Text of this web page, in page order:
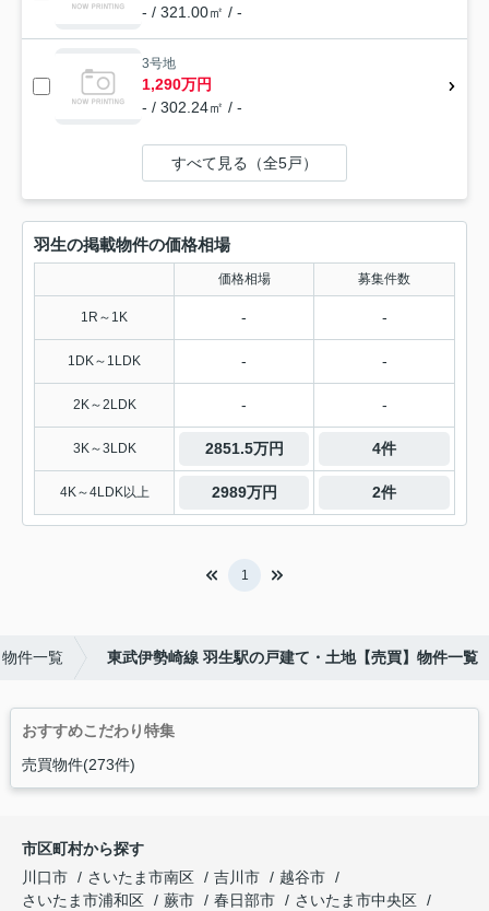
- / 321.00㎡ / -
3号地
1,290万円
- / 302.24㎡ / -
すべて見る（全5戸）
羽生の掲載物件の価格相場
価格相場 募集件数
1R～1K - -
1DK～1LDK - -
2K～2LDK - -
3K～3LDK 2851.5万円 4件
4K～4LDK以上 2989万円 2件
1
件一覧 東武伊勢崎線 羽生駅の戸建て・土地【売買】物件一覧
おすすめこだわり特集
売買物件(273件)
市区町村から探す
川口市
さいたま市南区 吉川市
越谷市
さいたま市浦和区
蕨市 春日部市
さいたま市中央区